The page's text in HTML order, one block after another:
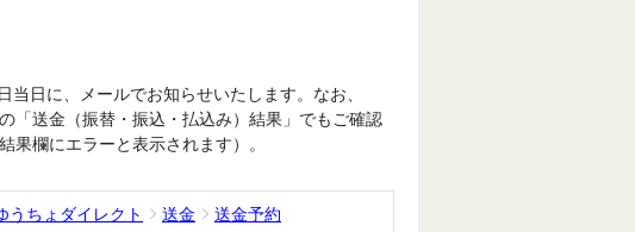
日に、メールでお知らせいたします。なお、
「送金（振替・振込・払込み）結果」でもご確認
果欄にエラーと表示されます）。
うちょダイレクト 送金
送金予約